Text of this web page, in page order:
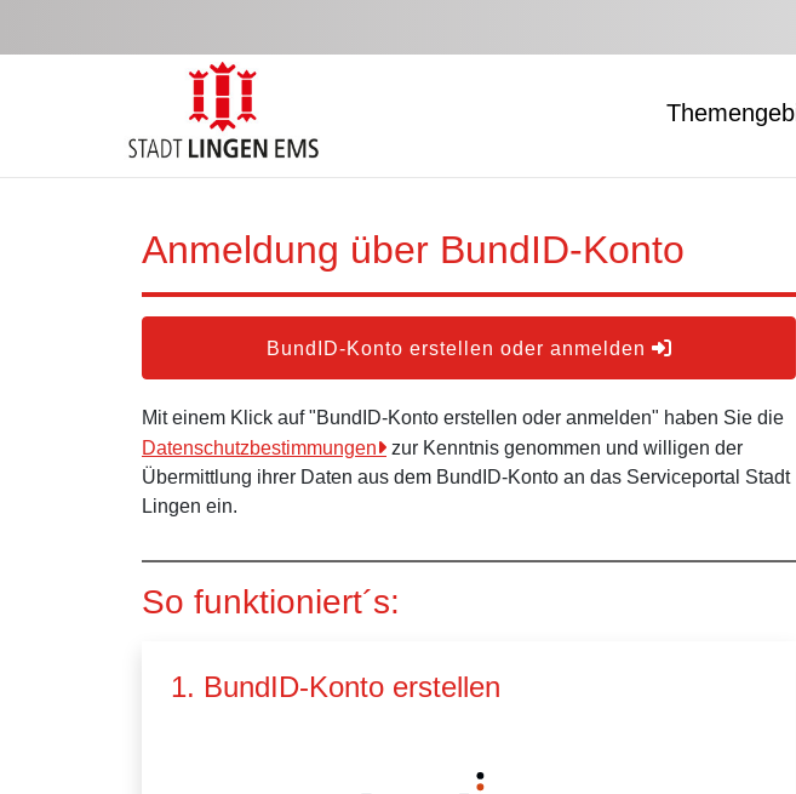
Anmeldung über BundID-Konto
BundID-Konto erstellen oder anmelden
Mit einem Klick auf "BundID-Konto erstellen oder anmelden" haben Sie die
Datenschutzbestimmungen
zur Kenntnis genommen und willigen der
Übermittlung ihrer Daten aus dem BundID-Konto an das Serviceportal Stadt
Lingen ein.
So funktioniert´s:
1. BundID-Konto erstellen